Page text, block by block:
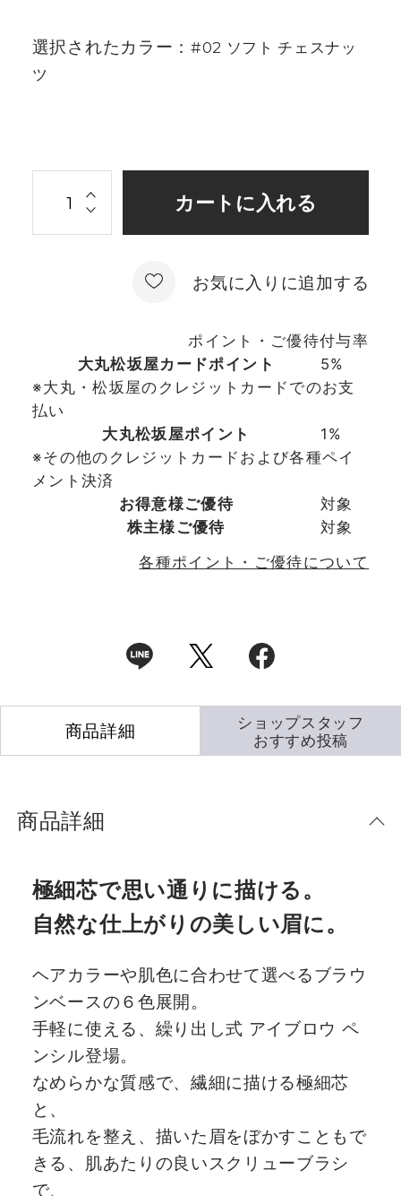
選択されたカラー： #02 ソフト チェスナッ
ツ
お気に入りに追加する
ポイント・ご優待付与率
大丸松坂屋カードポイント
5%
※大丸・松坂屋のクレジットカードでのお支
払い
大丸松坂屋ポイント
1%
※その他のクレジットカードおよび各種ペイ
メント決済
お得意様ご優待
対象
株主様ご優待
対象
各種ポイント・ご優待について
商品詳細
商品詳細
極細芯で思い通りに描ける。
自然な仕上がりの美しい眉に。
ヘアカラーや肌色に合わせて選べるブラウ
ンベースの６色展開。
手軽に使える、繰り出し式 アイブロウ ペ
ンシル登場。
なめらかな質感で、繊細に描ける極細芯
と、
毛流れを整え、描いた眉をぼかすこともで
きる、肌あたりの良いスクリューブラシ
で、
ショップスタッフ
おすすめ投稿